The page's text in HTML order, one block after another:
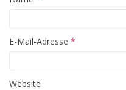
E-Mail-Adresse *
Website